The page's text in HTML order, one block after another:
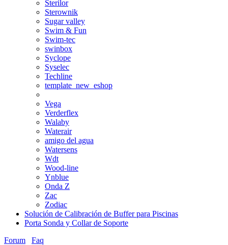
Sterilor
Sterownik
Sugar valley
Swim & Fun
Swim-tec
swinbox
Syclope
Syselec
Techline
template_new_eshop
Vega
Verderflex
Walaby
Waterair
amigo del agua
Watersens
Wdt
Wood-line
Ynblue
Onda Z
Zac
Zodiac
Solución de Calibración de Buffer para Piscinas
Porta Sonda y Collar de Soporte
Forum
Faq